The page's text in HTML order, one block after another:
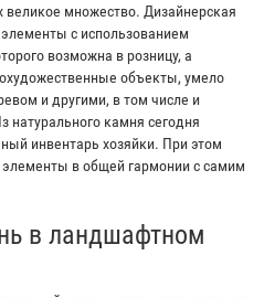
великое множество. Дизайнерская
с использованием
возможна в розницу, а
объекты, умело
и другими, в том числе и
натурального камня сегодня
инвентарь хозяйки. При этом
в общей гармонии с самим
в ландшафтном